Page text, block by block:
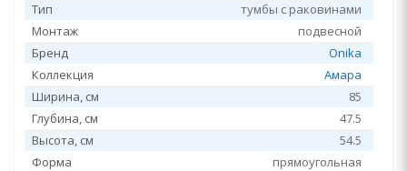
Тип
тумбы с раковинами
Монтаж
подвесной
Бренд
Onika
Коллекция
Амара
Ширина, см
85
Глубина, см
47.5
Высота, см
54.5
Форма
прямоугольная